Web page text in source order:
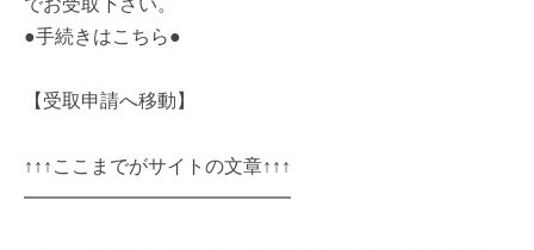
でお受取下さい。
●手続きはこちら●
【受取申請へ移動】
↑↑↑ここまでがサイトの文章↑↑↑
━━━━━━━━━━━━━━